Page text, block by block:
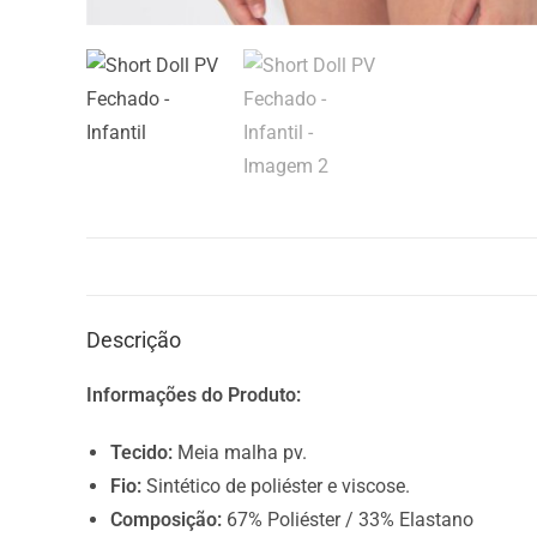
Descrição
Informações do Produto:
Tecido: Meia malha pv.
Fio: Sintético de poliéster e viscose.
Composição: 67% Poliéster / 33% Elastano